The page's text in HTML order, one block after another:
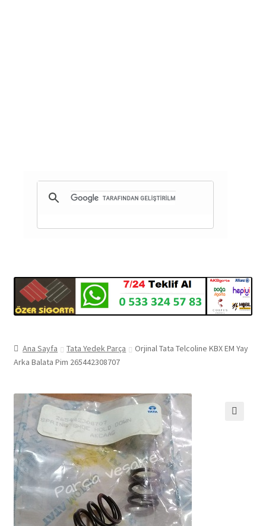
Ana Sayfa Tata Yedek Parça
Orjinal Tata Telcoline KBX EM Yay
Arka Balata Pim 265442308707